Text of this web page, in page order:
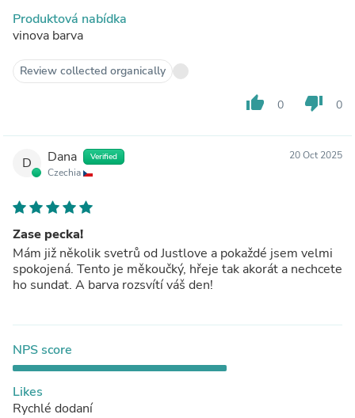
Produktová nabídka
vinova barva
Review collected organically
thumb_up 0 thumb_down 0
D Dana Verified
Czechia
20 Oct 2025
Zase pecka!
Mám již několik svetrů od Justlove a pokaždé jsem velmi
spokojená. Tento je měkoučký, hřeje tak akorát a nechcete
ho sundat. A barva rozsvítí váš den!
NPS score
Likes
Rychlé dodaní